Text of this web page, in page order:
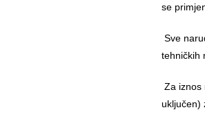
se
Sve
tehničkih
Za iznos
uključen)